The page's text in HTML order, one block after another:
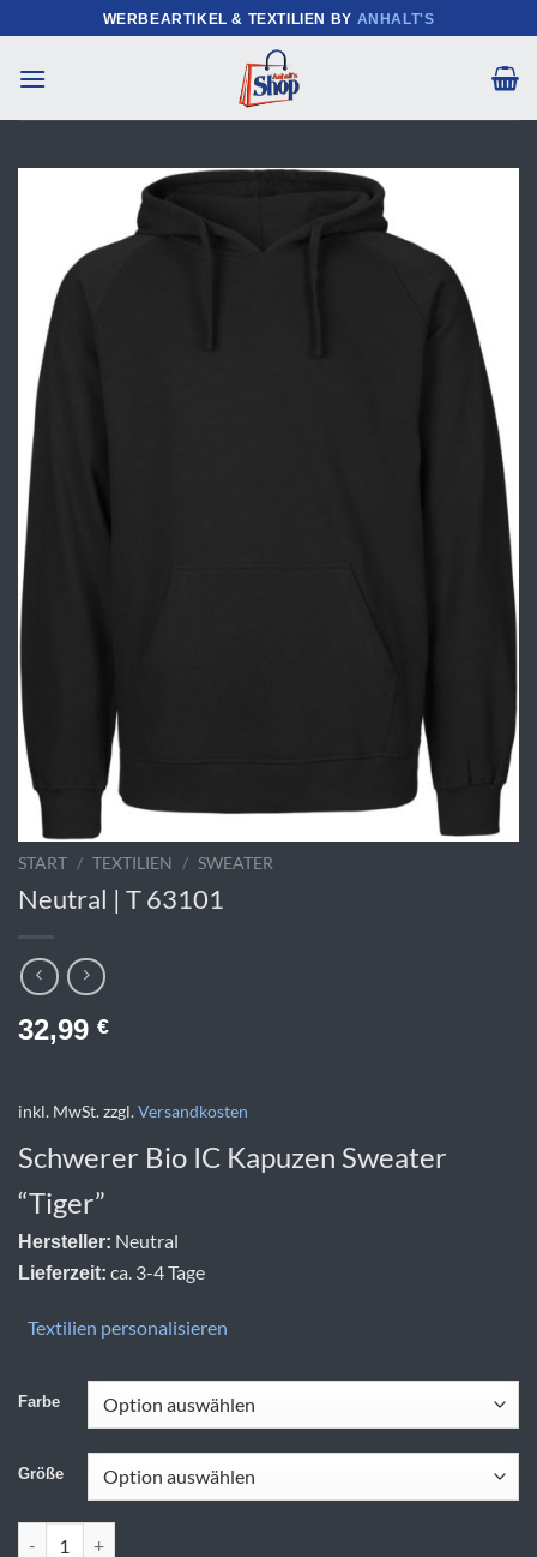
Inhalt
springen
WERBEARTIKEL & TEXTILIEN BY ANHALT'S
START / TEXTILIEN / SWEATER
Neutral | T 63101
32,99 €
inkl. MwSt.zzgl.Versandkosten
Schwerer Bio IC Kapuzen Sweater
“Tiger”
Hersteller: Neutral
Lieferzeit: ca. 3-4 Tage
Textilien personalisieren
Farbe
Größe